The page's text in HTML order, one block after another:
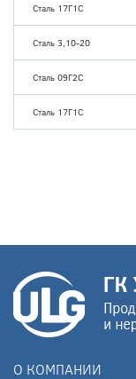
Сталь 17Г1С
Сталь 3,10-20
Сталь 09Г2С
Сталь 17Г1С
О КОМПАНИИ